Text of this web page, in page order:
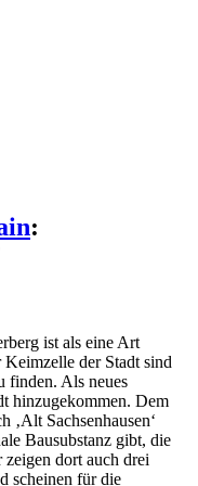
:
ist als eine Art
der Stadt sind
finden. Als neues
hinzugekommen. Dem
‚Alt Sachsenhausen‘
Bausubstanz gibt, die
dort auch drei
scheinen für die